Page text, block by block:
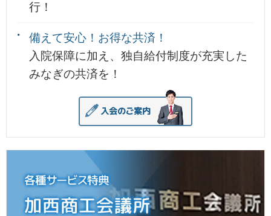
行！
備えて安心！お得な共済！
入院保障に加え、独自給付制度が充実した
みなぎの共済を！